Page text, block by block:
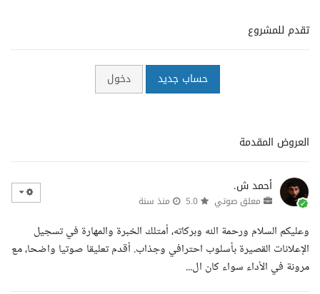
تقدم للمشروع
حساب جديد دخول
العروض المقدمة
أحمد ش.
معلق صوتي منذ سنة
وعليكم السلام ورحمة الله وبركاته، أمتلك الخبرة والمهارة في تسجيل
الإعلانات القصيرة بأسلوب احترافي وجذاب. أقدم تعليقا صوتيا واضحا، مع
مرونة في الأداء سواء كان ال...